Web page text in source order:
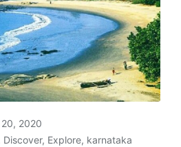
2020
Discover, Explore, karnataka